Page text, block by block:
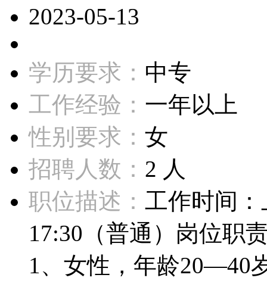
2023-05-13
学历要求： 中专
工作经验： 一年以上
性别要求： 女
招聘人数： 2 人
职位描述： 工作时间：
17:30（普通）岗位职
1、女性，年龄20—40